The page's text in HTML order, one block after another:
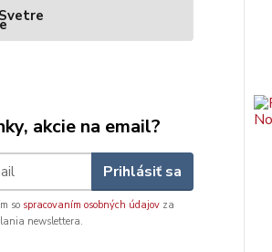
Svetre
akcie na email?
Prihlásiť sa
so spracovaním osobných údajov za
newslettera.